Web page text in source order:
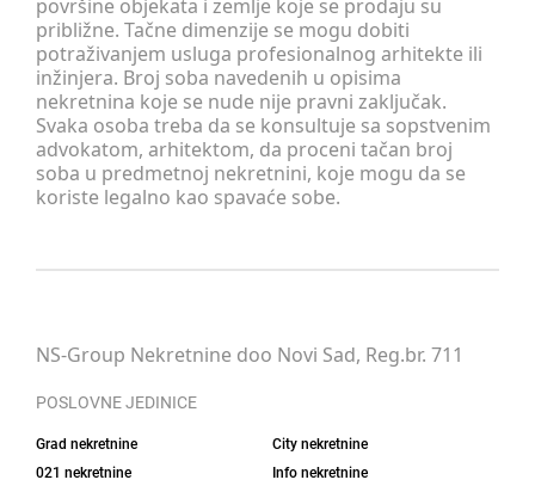
površine objekata i zemlje koje se prodaju su
približne. Tačne dimenzije se mogu dobiti
potraživanjem usluga profesionalnog arhitekte ili
inžinjera. Broj soba navedenih u opisima
nekretnina koje se nude nije pravni zaključak.
Svaka osoba treba da se konsultuje sa sopstvenim
advokatom, arhitektom, da proceni tačan broj
soba u predmetnoj nekretnini, koje mogu da se
koriste legalno kao spavaće sobe.
NS-Group Nekretnine doo Novi Sad, Reg.br. 711
POSLOVNE JEDINICE
Grad nekretnine
City nekretnine
021 nekretnine
Info nekretnine